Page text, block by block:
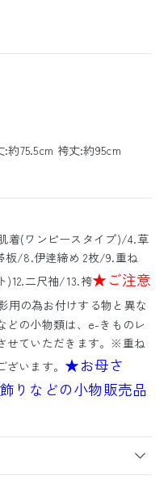
75.5cm 袴丈:約95cm
着(ワンピースタイプ)/4.草
/8.伊逹締め 2枚/9.重ね
)12.二尺袖/13.袴★ご注意
用の為お付けする物と異な
どの小物類は、e-きものレ
せていただきます。※重ね
ざいます。★お母さ
りなどの小物販売品